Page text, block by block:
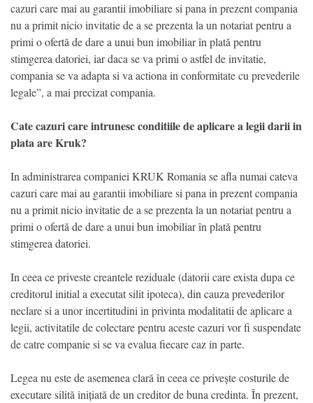
cazuri care mai au garantii imobiliare si pana in prezent compania
nu a primit nicio invitatie de a se prezenta la un notariat pentru a
primi o ofertă de dare a unui bun imobiliar în plată pentru
stimgerea datoriei, iar daca se va primi o astfel de invitatie,
compania se va adapta si va actiona in conformitate cu prevederile
legale”, a mai precizat compania.
Cate cazuri care intrunesc conditiile de aplicare a legii darii in
plata are Kruk?
In administrarea companiei KRUK Romania se afla numai cateva
cazuri care mai au garantii imobiliare si pana in prezent compania
nu a primit nicio invitatie de a se prezenta la un notariat pentru a
primi o ofertă de dare a unui bun imobiliar în plată pentru
stimgerea datoriei.
In ceea ce priveste creantele reziduale (datorii care exista dupa ce
creditorul initial a executat silit ipoteca), din cauza prevederilor
neclare si a unor incertitudini in privinta modalitatii de aplicare a
legii, activitatile de colectare pentru aceste cazuri vor fi suspendate
de catre companie si se va evalua fiecare caz in parte.
Legea nu este de asemenea clară în ceea ce privește costurile de
executare silită inițiată de un creditor de buna credinta. În prezent,